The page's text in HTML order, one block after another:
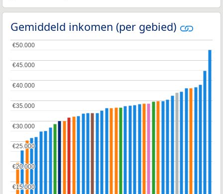
Gemiddeld inkomen (per gebied)
€15.000
€15.000
€20.000
€20.000
€25.000
€25.000
€30.000
€30.000
€35.000
€35.000
€40.000
€40.000
€45.000
€45.000
€50.000
€50.000